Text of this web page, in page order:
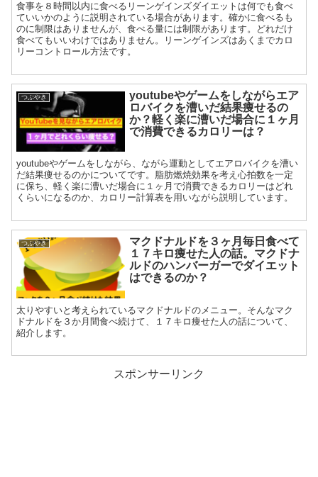
食事を８時間以内に食べるリーンゲインズダイエットは何でも食べ
ていいかのように説明されている場合があります。確かに食べるも
のに制限はありませんが、食べる量には制限があります。どれだけ
食べてもいいわけではありません。リーンゲインズはあくまでカロ
リーコントロール方法です。
つぶやき
youtubeやゲームをしながらエア
ロバイクを漕いだ結果痩せるの
か？軽く楽に漕いだ場合に１ヶ月
で消費できるカロリーは？
youtubeやゲームをしながら、ながら運動としてエアロバイクを漕い
だ結果痩せるのかについてです。脂肪燃焼効果を考え心拍数を一定
に保ち、軽く楽に漕いだ場合に１ヶ月で消費できるカロリーはどれ
くらいになるのか、カロリー計算表を用いながら説明しています。
つぶやき
マクドナルドを３ヶ月毎日食べて
１７キロ痩せた人の話。マクドナ
ルドのハンバーガーでダイエット
はできるのか？
太りやすいと考えられているマクドナルドのメニュー。そんなマク
ドナルドを３か月間食べ続けて、１７キロ痩せた人の話について、
紹介します。
スポンサーリンク